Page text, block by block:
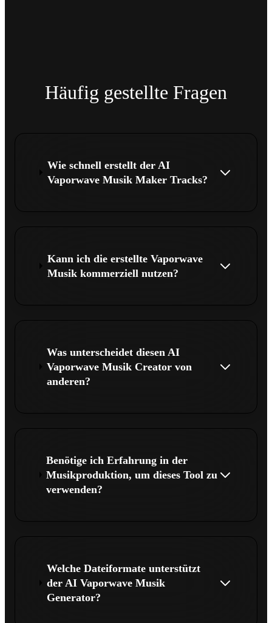
Häufig gestellte Fragen
Wie schnell erstellt der AI
Vaporwave Musik Maker Tracks?
Kann ich die erstellte Vaporwave
Musik kommerziell nutzen?
Was unterscheidet diesen AI
Vaporwave Musik Creator von
anderen?
Benötige ich Erfahrung in der
Musikproduktion, um dieses Tool zu
verwenden?
Welche Dateiformate unterstützt
der AI Vaporwave Musik
Generator?